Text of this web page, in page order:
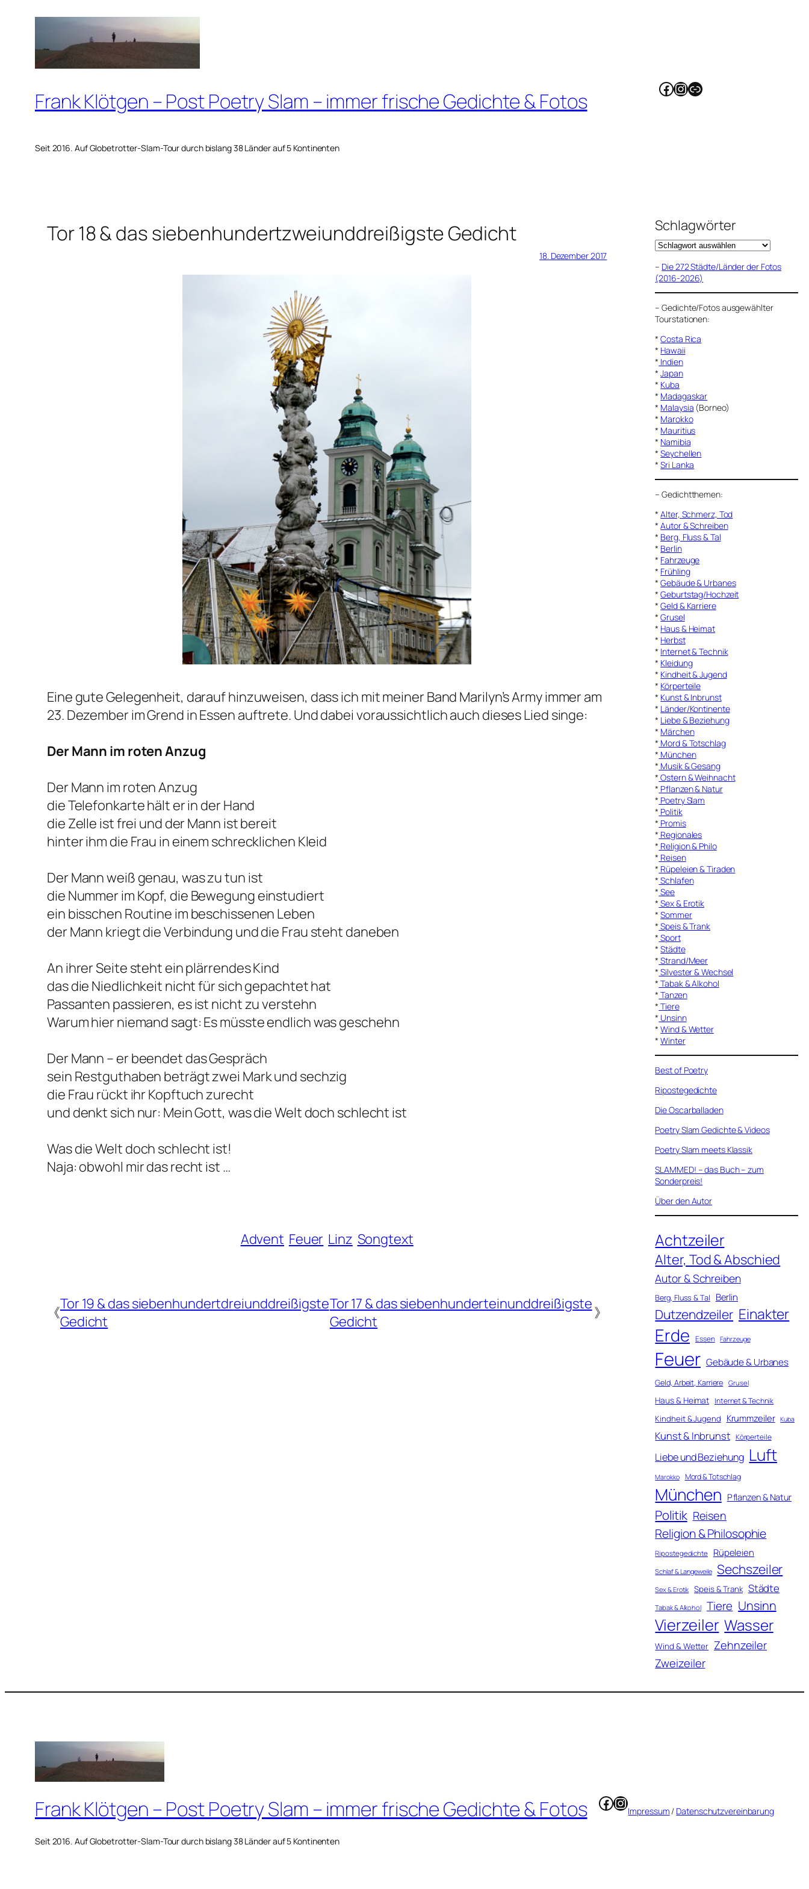
springen
Frank Klötgen – Post Poetry Slam – immer frische Gedichte & Fotos
Seit 2016. Auf Globetrotter-Slam-Tour durch bislang 38 Länder auf 5 Kontinenten
Facebook
Instagram
Link
Tor 18 & das siebenhundertzweiunddreißigste Gedicht
18. Dezember 2017
Eine gute Gelegenheit, darauf hinzuweisen, dass ich mit meiner Band Marilyn’s Army immer am
23. Dezember im Grend in Essen auftrete. Und dabei voraussichtlich auch dieses Lied singe:
Der Mann im roten Anzug
Der Mann im roten Anzug
die Telefonkarte hält er in der Hand
die Zelle ist frei und der Mann ist bereit
hinter ihm die Frau in einem schrecklichen Kleid
Der Mann weiß genau, was zu tun ist
die Nummer im Kopf, die Bewegung einstudiert
ein bisschen Routine im beschissenen Leben
der Mann kriegt die Verbindung und die Frau steht daneben
An ihrer Seite steht ein plärrendes Kind
das die Niedlichkeit nicht für sich gepachtet hat
Passanten passieren, es ist nicht zu verstehn
Warum hier niemand sagt: Es müsste endlich was geschehn
Der Mann – er beendet das Gespräch
sein Restguthaben beträgt zwei Mark und sechzig
die Frau rückt ihr Kopftuch zurecht
und denkt sich nur: Mein Gott, was die Welt doch schlecht ist
Was die Welt doch schlecht ist!
Naja: obwohl mir das recht ist …
Advent Feuer Linz Songtext
《Tor 19 & das siebenhundertdreiunddreißigste
Gedicht
Tor 17 & das siebenhunderteinunddreißigste
Gedicht
》
Schlagwörter
– Die 272 Städte/Länder der Fotos
(2016-2026)
–Gedichte/Fotos ausgewählter
Tourstationen:
*Costa Rica
* Hawaii
* Indien
*Japan
* Kuba
* Madagaskar
* Malaysia (Borneo)
* Marokko
* Mauritius
* Namibia
*Seychellen
*Sri Lanka
–Gedichtthemen:
*Alter, Schmerz, Tod
*Autor & Schreiben
* Berg, Fluss & Tal
* Berlin
* Fahrzeuge
* Frühling
*Gebäude & Urbanes
*Geburtstag/Hochzeit
*Geld & Karriere
*Grusel
* Haus & Heimat
* Herbst
* Internet & Technik
* Kleidung
* Kindheit & Jugend
* Körperteile
* Kunst & Inbrunst
* Länder/Kontinente
* Liebe & Beziehung
* Märchen
* Mord & Totschlag
* München
* Musik & Gesang
* Ostern & Weihnacht
* Pflanzen & Natur
* Poetry Slam
* Politik
* Promis
* Regionales
* Religion & Philo
* Reisen
* Rüpeleien & Tiraden
* Schlafen
* See
* Sex & Erotik
*Sommer
* Speis & Trank
* Sport
*Städte
* Strand/Meer
* Silvester & Wechsel
* Tabak & Alkohol
* Tanzen
* Tiere
* Unsinn
*Wind & Wetter
*Winter
Best of Poetry
Ripostegedichte
Die Oscarballaden
Poetry Slam Gedichte & Videos
Poetry Slam meets Klassik
SLAMMED! – das Buch – zum
Sonderpreis!
Über den Autor
Achtzeiler
Alter, Tod & Abschied
Autor & Schreiben
Berg, Fluss & Tal Berlin
Dutzendzeiler Einakter
Erde Essen Fahrzeuge
Feuer Gebäude & Urbanes
Geld, Arbeit, Karriere Grusel
Haus & Heimat Internet & Technik
Kindheit & Jugend Krummzeiler Kuba
Kunst & Inbrunst Körperteile
Liebe und Beziehung Luft
Marokko Mord & Totschlag
München Pflanzen & Natur
Politik Reisen
Religion & Philosophie
Ripostegedichte Rüpeleien
Schlaf & Langeweile Sechszeiler
Sex & Erotik Speis & Trank Städte
Tabak & Alkohol Tiere Unsinn
Vierzeiler Wasser
Wind & Wetter Zehnzeiler
Zweizeiler
Frank Klötgen – Post Poetry Slam – immer frische Gedichte & Fotos
Seit 2016. Auf Globetrotter-Slam-Tour durch bislang 38 Länder auf 5 Kontinenten
Facebook
Instagram
Impressum / Datenschutzvereinbarung